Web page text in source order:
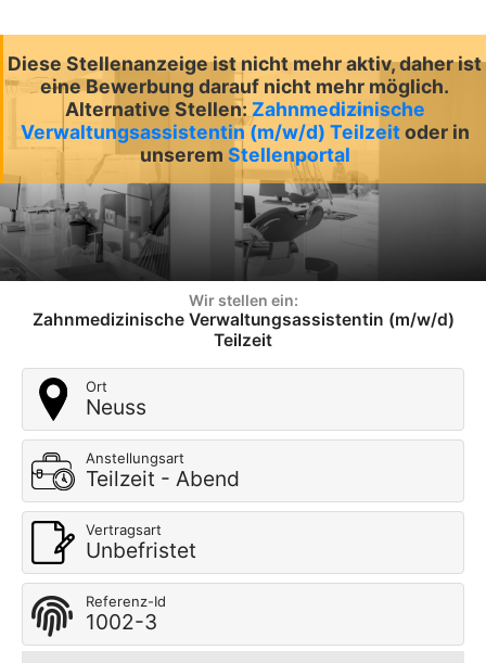
Diese Stellenanzeige ist nicht mehr aktiv, daher ist
eine Bewerbung darauf nicht mehr möglich.
Alternative Stellen: Zahnmedizinische
Verwaltungsassistentin (m/w/d) Teilzeit oder in
unserem Stellenportal
Wir stellen ein:
Zahnmedizinische Verwaltungsassistentin (m/w/d)
Teilzeit
Ort
Neuss
Anstellungsart
Teilzeit - Abend
Vertragsart
Unbefristet
Referenz-Id
1002-3